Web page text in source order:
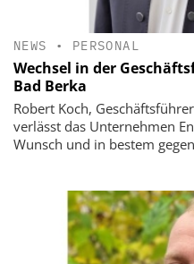
NEWS • PERSONAL
Wechsel in der
Bad Berka
Robert Koch,
verlässt das Unternehmen
Wunsch und in bestem